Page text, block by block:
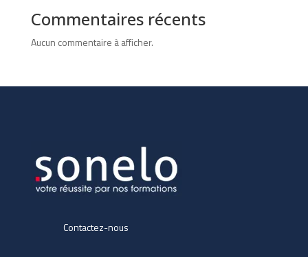
Commentaires récents
Aucun commentaire à afficher.
Contactez-nous